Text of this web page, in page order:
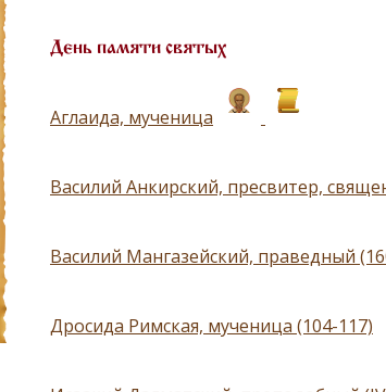
День памяти святых
Аглаида, мученица
Василий Анкирский, пресвитер,
Василий Мангазейский, праведный
Дросида Римская, мученица (104-117)